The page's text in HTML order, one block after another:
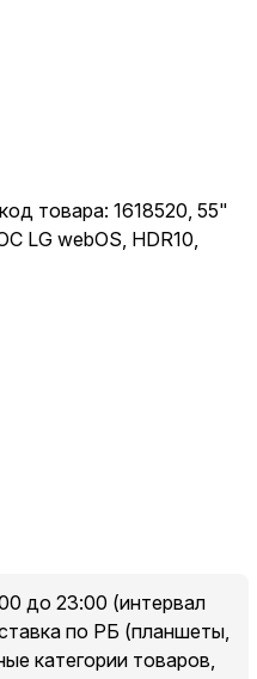
товара: 1618520, 55"
LG webOS, HDR10,
выдачи, подробнее
до 23:00 (интервал
по РБ (планшеты,
категории товаров,